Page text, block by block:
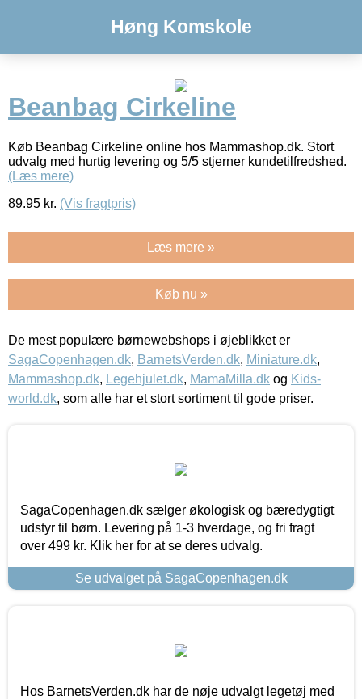
Høng Komskole
Beanbag Cirkeline
Køb Beanbag Cirkeline online hos Mammashop.dk. Stort
udvalg med hurtig levering og 5/5 stjerner kundetilfredshed.
(Læs mere)
89.95 kr. (Vis fragtpris)
Læs mere »
Køb nu »
De mest populære børnewebshops i øjeblikket er
SagaCopenhagen.dk, BarnetsVerden.dk, Miniature.dk,
Mammashop.dk, Legehjulet.dk, MamaMilla.dk og Kids-
world.dk, som alle har et stort sortiment til gode priser.
SagaCopenhagen.dk sælger økologisk og bæredygtigt
udstyr til børn. Levering på 1-3 hverdage, og fri fragt
over 499 kr. Klik her for at se deres udvalg.
Se udvalget på SagaCopenhagen.dk
Hos BarnetsVerden.dk har de nøje udvalgt legetøj med